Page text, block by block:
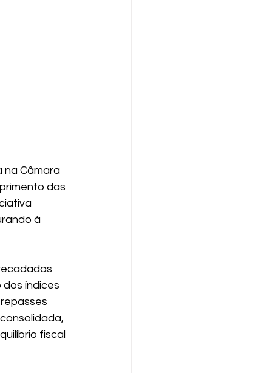
na Câmara
das
à
índices
fiscal